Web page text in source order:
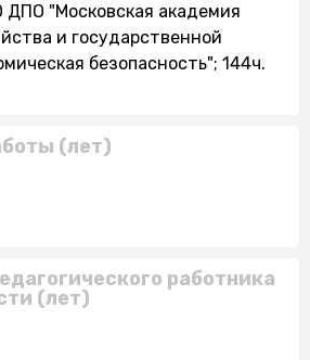
ДПО "Московская академия
и государственной
безопасность"; 144ч.
(лет)
работника
(лет)